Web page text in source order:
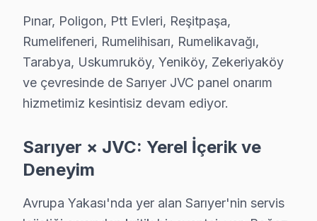
Pınar, Poligon, Ptt Evleri, Reşitpaşa,
Rumelifeneri, Rumelihisarı, Rumelikavağı,
Tarabya, Uskumruköy, Yeniköy, Zekeriyaköy
ve çevresinde de Sarıyer JVC panel onarım
hizmetimiz kesintisiz devam ediyor.
Sarıyer × JVC: Yerel İçerik ve
Deneyim
Avrupa Yakası'nda yer alan Sarıyer'nin servis